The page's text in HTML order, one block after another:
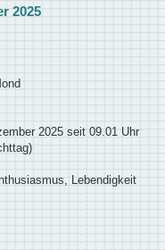
2025
2025 seit 09.01 Uhr
Lebendigkeit